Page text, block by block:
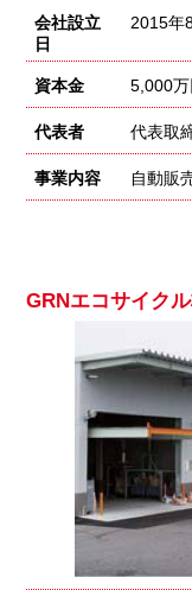
会社設立
日
2015年
資本金 5,000万
代表者 代表取
事業内容 自動販
GRNエコサイク